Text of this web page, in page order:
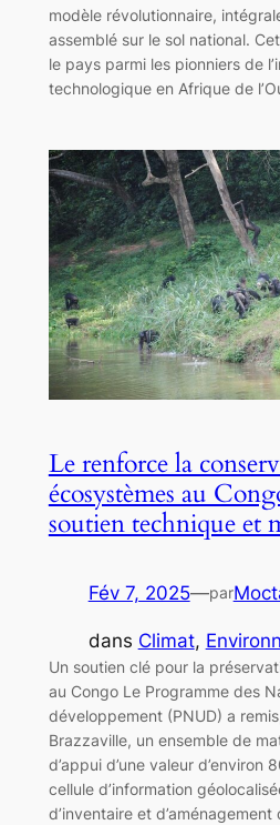
modèle révolutionnaire,
assemblé sur le sol national.
le pays parmi les pionniers de
technologique en Afrique de
Le renforce la
écosystèmes au
soutien technique et
Fév 7, 2025—par
dans Climat,
Un soutien clé pour la
au Congo Le Programme des
développement (PNUD) a
Brazzaville, un ensemble de
d’appui d’une valeur d’environ
cellule d’information
d’inventaire et